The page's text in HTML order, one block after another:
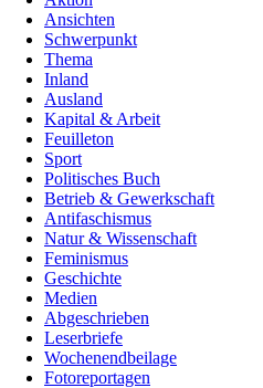
Ansichten
Schwerpunkt
Thema
Inland
Ausland
Kapital & Arbeit
Feuilleton
Sport
Politisches Buch
Betrieb & Gewerkschaft
Antifaschismus
Natur & Wissenschaft
Feminismus
Geschichte
Medien
Abgeschrieben
Leserbriefe
Wochenendbeilage
Fotoreportagen